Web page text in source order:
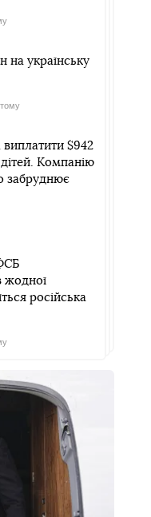
на українську
$942
Компанію
забруднює
жодної
російська